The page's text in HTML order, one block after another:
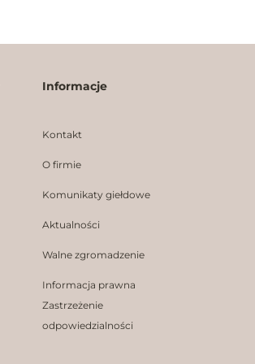
Informacje
Kontakt
O firmie
Komunikaty giełdowe
Aktualności
Walne zgromadzenie
Informacja prawna
Zastrzeżenie
odpowiedzialności